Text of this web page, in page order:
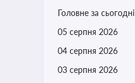
Головне за сьогодні
05 серпня 2026
04 серпня 2026
03 серпня 2026